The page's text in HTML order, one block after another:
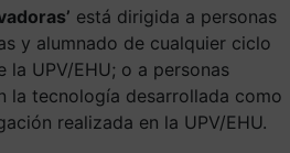
está dirigida a personas
y alumnado de cualquier ciclo
la UPV/EHU; o a personas
la tecnología desarrollada como
realizada en la UPV/EHU.